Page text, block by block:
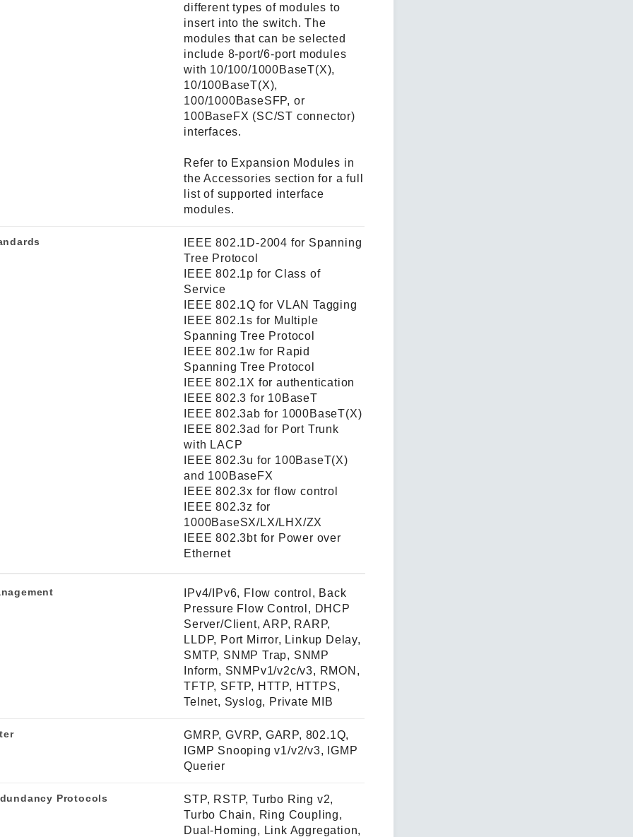
different types of modules to
insert into the switch. The
modules that can be selected
include 8-port/6-port modules
with 10/100/1000BaseT(X),
10/100BaseT(X),
100/1000BaseSFP, or
100BaseFX (SC/ST connector)
interfaces.
Refer to Expansion Modules in
the Accessories section for a full
list of supported interface
modules.
IEEE 802.1D-2004 for Spanning
Tree Protocol
IEEE 802.1p for Class of
Service
IEEE 802.1Q for VLAN Tagging
IEEE 802.1s for Multiple
Spanning Tree Protocol
IEEE 802.1w for Rapid
Spanning Tree Protocol
IEEE 802.1X for authentication
IEEE 802.3 for 10BaseT
IEEE 802.3ab for 1000BaseT(X)
IEEE 802.3ad for Port Trunk
with LACP
IEEE 802.3u for 100BaseT(X)
and 100BaseFX
IEEE 802.3x for flow control
IEEE 802.3z for
1000BaseSX/LX/LHX/ZX
IEEE 802.3bt for Power over
Ethernet
IPv4/IPv6, Flow control, Back
Pressure Flow Control, DHCP
Server/Client, ARP, RARP,
LLDP, Port Mirror, Linkup Delay,
SMTP, SNMP Trap, SNMP
Inform, SNMPv1/v2c/v3, RMON,
TFTP, SFTP, HTTP, HTTPS,
Telnet, Syslog, Private MIB
GMRP, GVRP, GARP, 802.1Q,
IGMP Snooping v1/v2/v3, IGMP
Querier
Protocols
STP, RSTP, Turbo Ring v2,
Turbo Chain, Ring Coupling,
Dual-Homing, Link Aggregation,